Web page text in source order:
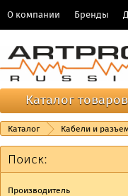
О компании Бренды
Каталог товаров
Каталог Кабели и
Поиск:
Производитель